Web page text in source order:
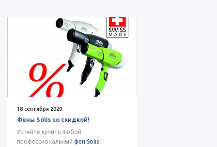
18 сентября 2020
Фены Solis со скидкой!
Успейте купить любой
профессиональный фен Solis